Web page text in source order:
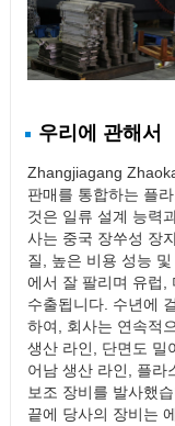
우리에 관해서
Zhangjiagang
판매를 통합하는 플
것은 일류 설계 능력
사는 중국 장쑤성 장
질, 높은 비용 성능
에서 잘 팔리며 유럽,
수출됩니다. 수년에
하여, 회사는 연속적
생산 라인, 단면도 밀
어남 생산 라인, 플라
보조 장비를 발사했
끝에 당사의 장비는